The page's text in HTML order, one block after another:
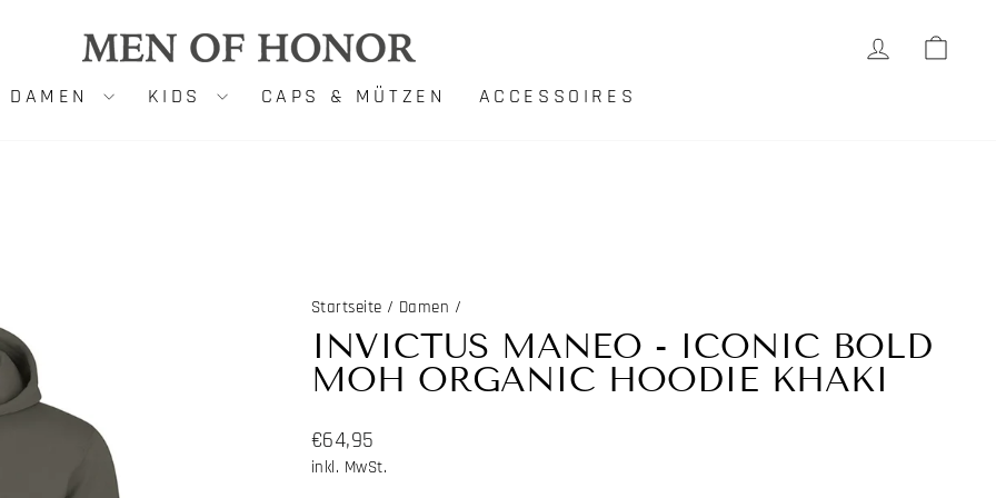
DAMEN KIDS CAPS & MÜTZEN ACCESSOIRES
Startseite / Damen /
INVICTUS MANEO - ICONIC BOLD
MOH ORGANIC HOODIE KHAKI
Normaler
Preis
€64,95
inkl. MwSt.